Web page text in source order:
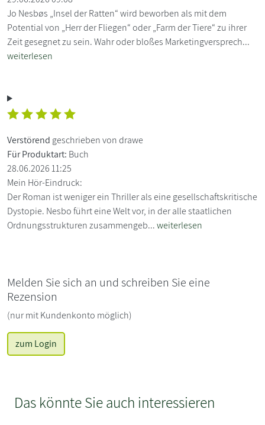
Jo Nesbøs „Insel der Ratten“ wird beworben als mit dem
Potential von „Herr der Fliegen“ oder „Farm der Tiere“ zu ihrer
Zeit gesegnet zu sein. Wahr oder bloßes Marketingversprech...
weiterlesen
Verstörend geschrieben von drawe
Für Produktart: Buch
28.06.2026 11:25
Mein Hör-Eindruck:
Der Roman ist weniger ein Thriller als eine gesellschaftskritische
Dystopie. Nesbo führt eine Welt vor, in der alle staatlichen
Ordnungsstrukturen zusammengeb...weiterlesen
Melden Sie sich an und schreiben Sie eine
Rezension
(nur mit Kundenkonto möglich)
zum Login
Das könnte Sie auch interessieren